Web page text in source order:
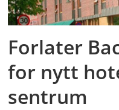
Forlater
for nytt
sentrum